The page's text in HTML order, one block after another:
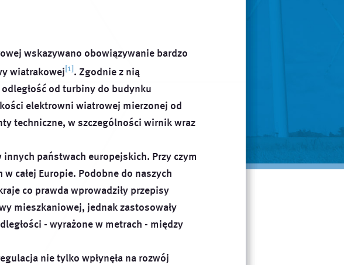
wskazywano obowiązywanie bardzo
wiatrakowej[1]. Zgodnie z nią
od turbiny do budynku
elektrowni wiatrowej mierzonej od
techniczne, w szczególności wirnik wraz
państwach europejskich. Przy czym
całej Europie. Podobne do naszych
co prawda wprowadziły przepisy
mieszkaniowej, jednak zastosowały
- wyrażone w metrach - między
nie tylko wpłynęła na rozwój
jest możliwe, jeżeli odległość tej
całkowitej wysokości
Zagospodarowania Przestrzennego
a zabudową o funkcji mieszkaniowej.
ꜛ